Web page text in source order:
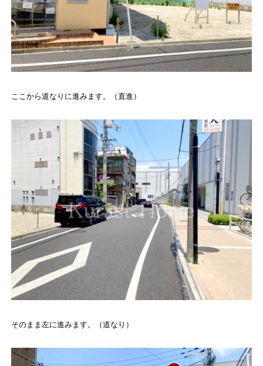
ここから道なりに進みます。（直進）
そのまま左に進みます。（道なり）